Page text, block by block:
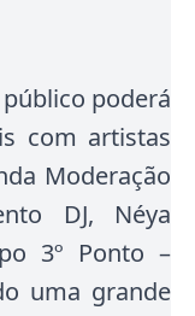
poderá
com artistas
Moderação
DJ, Néya
3º Ponto –
uma grande